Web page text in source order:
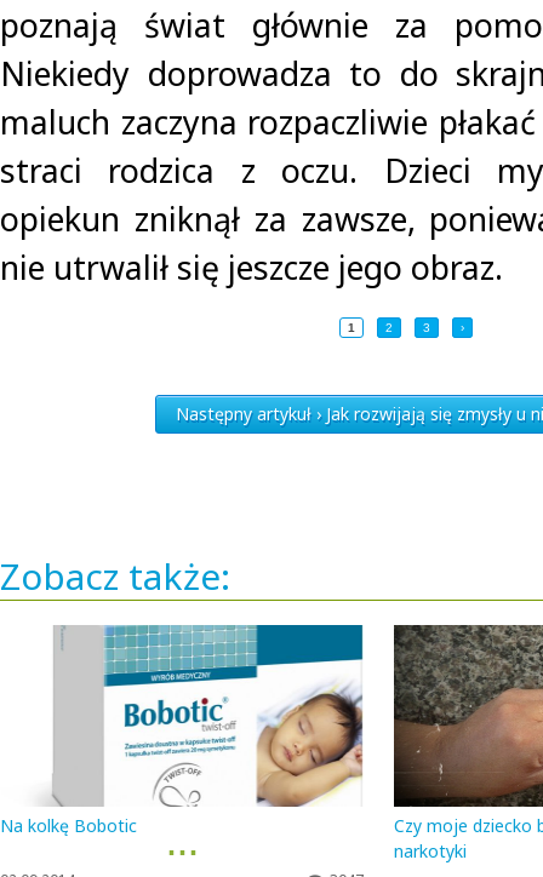
poznają świat głównie za
Niekiedy doprowadza to do
maluch zaczyna rozpaczliwie
straci rodzica z oczu. Dzieci
opiekun zniknął za zawsze,
nie utrwalił się jeszcze jego obraz.
1 2 3 ›
Następny artykuł › Jak rozwijają się zmysły u
Zobacz także:
Na kolkę Bobotic
▪ ▪ ▪
Czy moje dziecko
narkotyki